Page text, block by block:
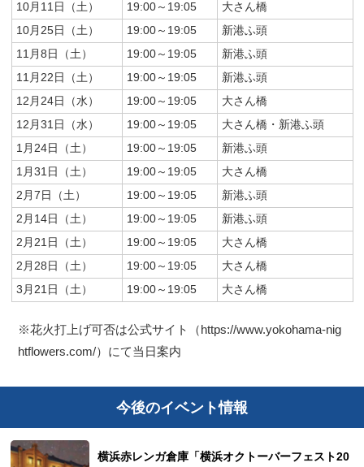
10月11日（土） 19:00～19:05
大さん橋
10月25日（土）
19:00～19:05
新港ふ頭
11月8日（土）
19:00～19:05
新港ふ頭
11月22日（土）
19:00～19:05
新港ふ頭
12月24日（水）
19:00～19:05
大さん橋
12月31日（水）
19:00～19:05
大さん橋・新港ふ頭
1月24日（土）
19:00～19:05
新港ふ頭
1月31日（土）
19:00～19:05
大さん橋
2月7日（土）
19:00～19:05
新港ふ頭
2月14日（土）
19:00～19:05
新港ふ頭
2月21日（土）
19:00～19:05
大さん橋
2月28日（土）
19:00～19:05
大さん橋
3月21日（土）
19:00～19:05 大さん橋
※花火打上げ可否は公式サイト（https://www.yokohama-nig
htflowers.com/）にて当日案内
今後のイベント情報
横浜赤レンガ倉庫「横浜オクトーバーフェスト20